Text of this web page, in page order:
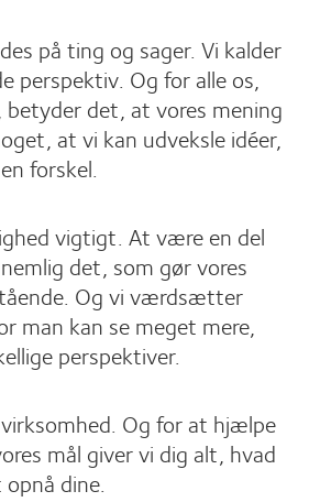
på ting og sager. Vi kalder
perspektiv. Og for alle os,
betyder det, at vores mening
at vi kan udveksle idéer,
forskel.
vigtigt. At være en del
det, som gør vores
Og vi værdsætter
man kan se meget mere,
perspektiver.
Og for at hjælpe
mål giver vi dig alt, hvad
dine.